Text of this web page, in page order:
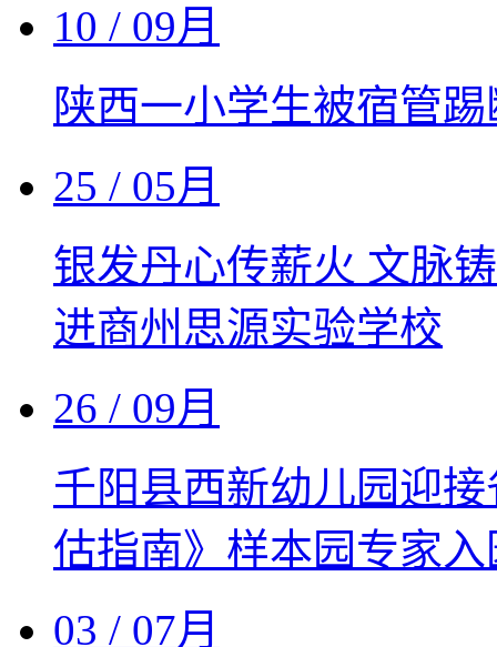
10 / 09月
陕西一小学生被宿管
25 / 05月
银发丹心传薪火 文
进商州思源实验学校
26 / 09月
千阳县西新幼儿园迎
估指南》样本园专家
03 / 07月